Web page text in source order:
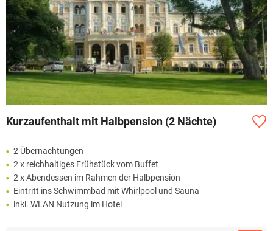
Kurzaufenthalt mit Halbpension (2 Nächte)
2 Übernachtungen
2 x reichhaltiges Frühstück vom Buffet
2 x Abendessen im Rahmen der Halbpension
Eintritt ins Schwimmbad mit Whirlpool und Sauna
inkl. WLAN Nutzung im Hotel